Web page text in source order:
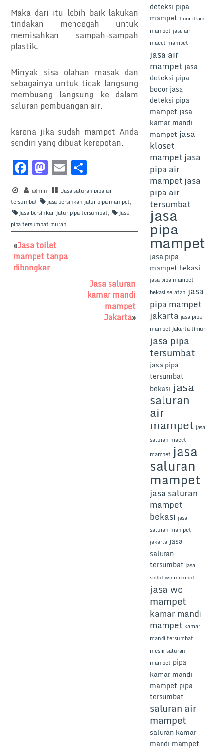
Maka dari itu lebih baik lakukan
tindakan mencegah untuk
memisahkan sampah-sampah
plastik.
Minyak sisa olahan masak dan
sebagainya untuk tidak langsung
membuang langsung ke dalam
saluran pembuangan air.
karena jika sudah mampet Anda
sendiri yang dibuat kerepotan.
F
a
c
e
b
o
o
k
M
a
st
o
d
o
n
E
m
ai
l
h
ar
e
admin
Jasa saluran pipa air
tersumbat
jasa bersihkan jalur pipa mampet,
jasa bersihkan jalur pipa tersumbat,
jasa
pipa tersumbat murah
«Jasa toilet
mampet tanpa
dibongkar
Jasa saluran
kamar mandi
mampet
Jakarta»
deteksi pipa
mampet floor drain
mampet jasa air
macet mampet
jasa air
mampet jasa
deteksi pipa
bocor jasa
deteksi pipa
mampet jasa
kamar mandi
mampet jasa
kloset
mampet jasa
pipa air
mampet jasa
pipa air
tersumbat
jasa
pipa
mampet
jasa pipa
mampet bekasi
jasa pipa mampet
bekasi selatan jasa
pipa mampet
jakarta jasa pipa
mampet jakarta timur
jasa pipa
tersumbat
jasa pipa
tersumbat
bekasi jasa
saluran
air
mampet jasa
saluran macet
mampet jasa
saluran
mampet
jasa saluran
mampet
bekasi jasa
saluran mampet
jakarta jasa
saluran
tersumbat jasa
sedot wc mampet
jasa wc
mampet
kamar mandi
mampet kamar
mandi tersumbat
mesin saluran
mampet pipa
kamar mandi
mampet pipa
tersumbat
saluran air
mampet
saluran kamar
mandi mampet